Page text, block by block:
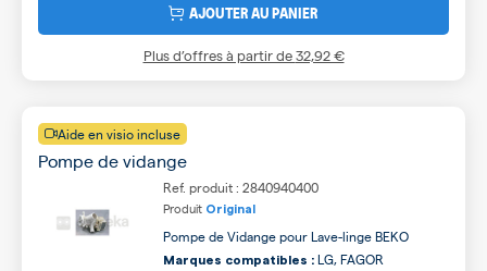
AJOUTER AU PANIER
Plus d’offres à partir de32,92 €
Aide en visio incluse
Pompe de vidange
Ref. produit : 2840940400
Produit Original
Pompe de Vidange pour Lave-linge BEKO
Marques compatibles : LG, FAGOR